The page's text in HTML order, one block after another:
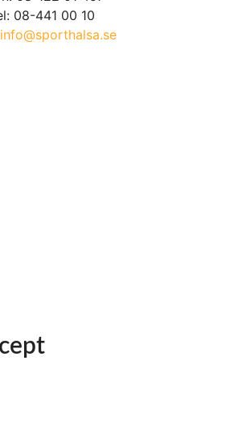
08-441 00 10
info@sporthalsa.se